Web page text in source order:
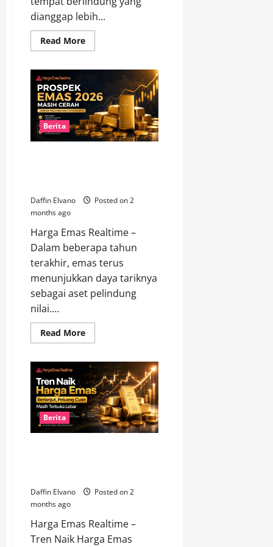
dianggap lebih...
Read MoreRead
more
Bergejolak,
Emas
Kembali
Diburu
sebagai
Aset
Pelindung
Kekayaan
Berita
Daffin Elvano
Posted on 2
months ago
Harga Emas Realtime –
Dalam beberapa tahun
terakhir, emas terus
menunjukkan daya tariknya
sebagai aset pelindung
nilai....
Read MoreRead
more
Emas
2026
Masih
Cerah,
Investor
Mulai
Menyusun
Strategi
Baru
Berita
Daffin Elvano
Posted on 2
months ago
Harga Emas Realtime –
Tren Naik Harga Emas